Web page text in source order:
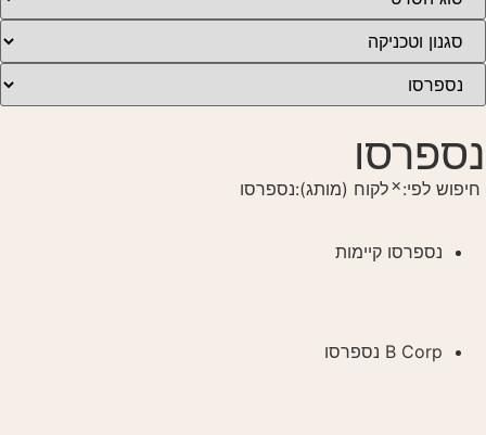
נספרסו
חיפוש לפי: לקוח (מותג):נספרסו ×
נספרסו קיימות
B Corp נספרסו